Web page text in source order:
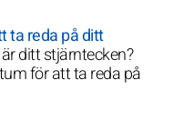
ta reda på ditt
ditt stjärntecken?
för att ta reda på